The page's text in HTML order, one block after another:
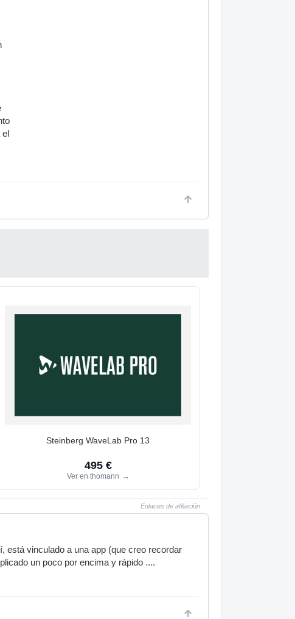
Steinberg WaveLab Pro 13
495 €
Ver en thomann →
Enlaces de afiliación
está vinculado a una app (que creo recordar
un poco por encima y rápido ....